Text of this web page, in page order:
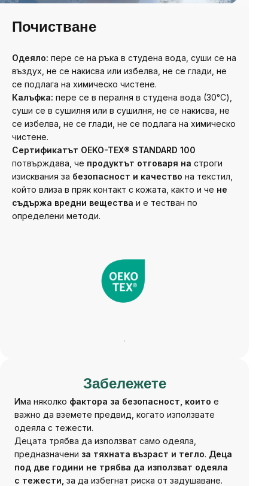
Почистване
Одеяло: пере се на ръка в студена вода, суши се на
въздух, не се накисва или избелва, не се глади, не
се подлага на химическо чистене.
Калъфка: пере се в пералня в студена вода (30°C),
суши се в сушилня или в сушилня, не се накисва, не
се избелва, не се глади, не се подлага на химическо
чистене.
Сертификатът OEKO-TEX® STANDARD 100
потвърждава, че продуктът отговаря на строги
изисквания за безопасност и качество на текстил
който влиза в пряк контакт с кожата, както и че не
съдържа вредни вещества и е тестван по
определени методи.
Забележете
Има няколко фактора за безопасност, които е
важно да вземете предвид, когато използвате
одеяла с тежести.
Децата трябва да използват само одеяла,
предназначени за тяхната възраст и тегло. Деца
под две години не трябва да използват одеяла
с тежести, за да избегнат риска от задушаване.